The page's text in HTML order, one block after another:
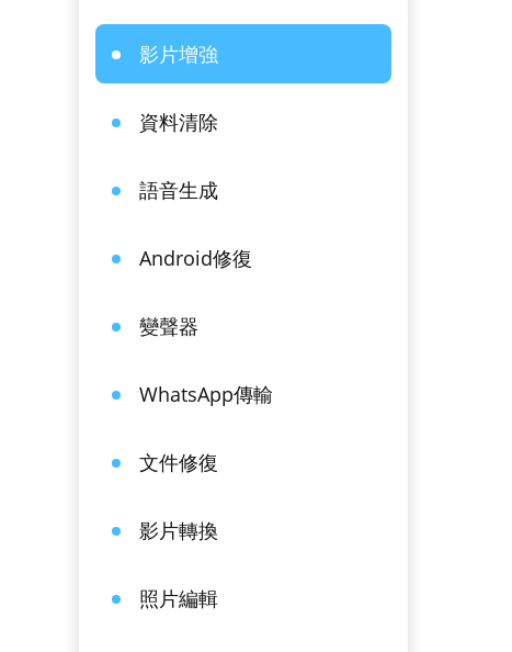
影片增強
資料清除
語音生成
Android修復
變聲器
WhatsApp傳輸
文件修復
影片轉換
照片編輯